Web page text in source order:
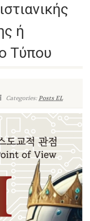
ή
Τύπου
Categories:Posts EL